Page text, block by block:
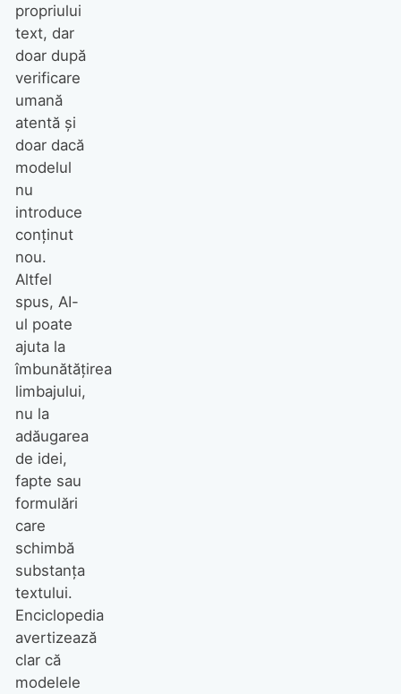
propriului
text, dar
doar după
verificare
umană
atentă și
doar dacă
modelul
nu
introduce
conținut
nou.
Altfel
spus, AI-
ul poate
ajuta la
îmbunătățirea
limbajului,
nu la
adăugarea
de idei,
fapte sau
formulări
care
schimbă
substanța
textului.
Enciclopedia
avertizează
clar că
modelele